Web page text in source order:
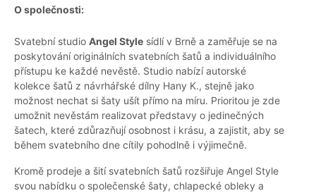
O společnosti:
Svatební studio Angel Style sídlí v Brně a zaměřuje se na
poskytování originálních svatebních šatů a individuálního
přístupu ke každé nevěstě. Studio nabízí autorské
kolekce šatů z návrhářské dílny Hany K., stejně jako
možnost nechat si šaty ušít přímo na míru. Prioritou je zde
umožnit nevěstám realizovat představy o jedinečných
šatech, které zdůrazňují osobnost i krásu, a zajistit, aby se
během svatebního dne cítily pohodlně i výjimečně.
Kromě prodeje a šití svatebních šatů rozšiřuje Angel Style
svou nabídku o společenské šaty, chlapecké obleky a